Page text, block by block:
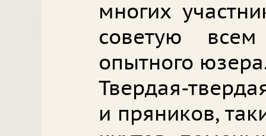
многих
советую
опытного
Твердая-
и пряников,